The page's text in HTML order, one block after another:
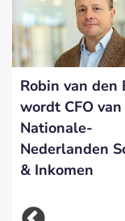
Robin van den
wordt CFO van
Nationale-
Nederlanden
& Inkomen